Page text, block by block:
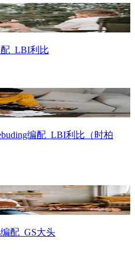
_LBI利比
编配_LBI利比（时柏
配_GS大头